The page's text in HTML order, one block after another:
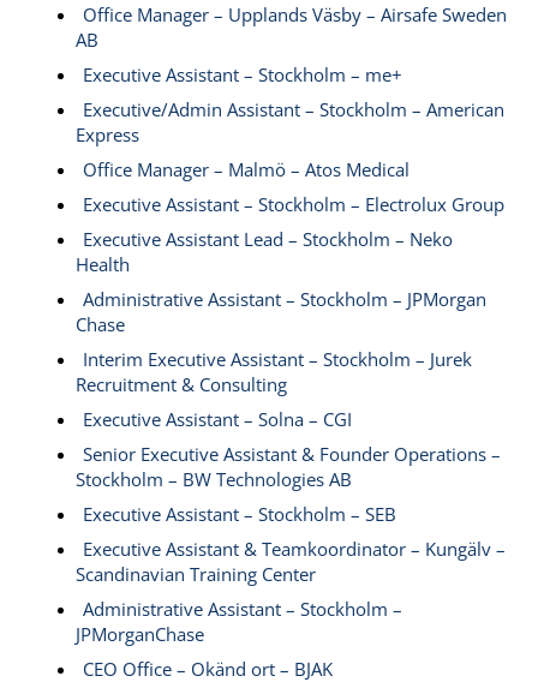
Office Manager – Upplands Väsby – Airsafe Sweden
AB
Executive Assistant – Stockholm – me+
Executive/Admin Assistant – Stockholm – American
Express
Office Manager – Malmö – Atos Medical
Executive Assistant – Stockholm – Electrolux Group
Executive Assistant Lead – Stockholm – Neko
Health
Administrative Assistant – Stockholm – JPMorgan
Chase
Interim Executive Assistant – Stockholm – Jurek
Recruitment & Consulting
Executive Assistant – Solna – CGI
Senior Executive Assistant & Founder Operations –
Stockholm – BW Technologies AB
Executive Assistant – Stockholm – SEB
Executive Assistant & Teamkoordinator – Kungälv –
Scandinavian Training Center
Administrative Assistant – Stockholm –
JPMorganChase
CEO Office – Okänd ort – BJAK